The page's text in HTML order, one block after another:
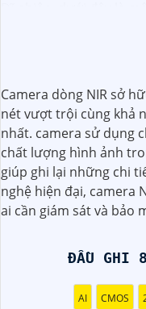
dự án lắp đặt camera
Chúng tôi xin trân
đặt camera Hikvision
của quý vị.
Với kinh nghiệm lâu
ninh, đội ngũ kỹ thuật
đến cho quý vị những
cậy và tiết kiệm chi phí.
Camera của Hikvision
Với các tính năng và
đem đến sự tin cậy và
Camera dòng NIR sở
nét vượt trội cùng khả
nhất. camera sử dụng
chất lượng hình ảnh
giúp ghi lại những chi
nghệ hiện đại, camera
ai cần giám sát và bảo
ĐẦU GHI
AI CMOS